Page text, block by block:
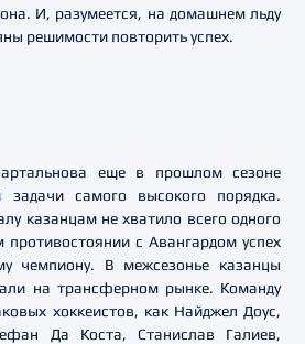
И, разумеется, на домашнем льду
решимости повторить успех.
еще в прошлом сезоне
задачи самого высокого порядка.
казанцам не хватило всего одного
с Авангардом успех
чемпиону. В межсезонье казанцы
на трансферном рынке. Команду
хоккеистов, как Найджел Доус,
Да Коста, Станислав Галиев,